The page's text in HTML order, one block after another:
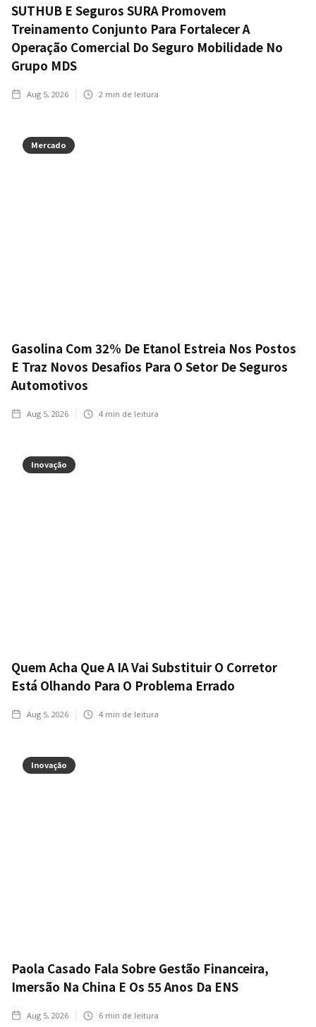
SUTHUB E Seguros SURA Promovem
Treinamento Conjunto Para Fortalecer A
Operação Comercial Do Seguro Mobilidade No
Grupo MDS
Aug 5, 2026 2 min de leitura
Mercado
Gasolina Com 32% De Etanol Estreia Nos Postos
E Traz Novos Desafios Para O Setor De Seguros
Automotivos
Aug 5, 2026 4 min de leitura
Inovação
Quem Acha Que A IA Vai Substituir O Corretor
Está Olhando Para O Problema Errado
Aug 5, 2026 4 min de leitura
Inovação
Paola Casado Fala Sobre Gestão Financeira,
Imersão Na China E Os 55 Anos Da ENS
Aug 5, 2026 6 min de leitura